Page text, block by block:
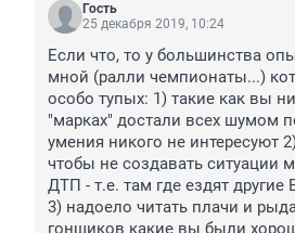
Гость
25 декабря 2019, 10:24
Если что, то у большинства
мной (ралли чемпионаты...)
особо тупых: 1) такие как вы
"марках" достали всех шумом
умения никого не интересуют
чтобы не создавать ситуации
ДТП - т.е. там где ездят
3) надоело читать плачи и
гонщиков какие вы были